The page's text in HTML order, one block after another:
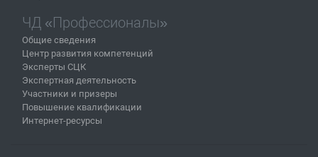
ЧД «Профессионалы»
Общие сведения
Центр развития компетенций
Эксперты СЦК
Экспертная деятельность
Участники и призеры
Повышение квалификации
Интернет-ресурсы